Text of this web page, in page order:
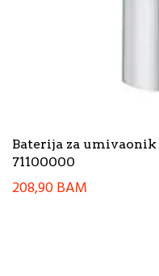
Baterija za
71100000
208,90BAM